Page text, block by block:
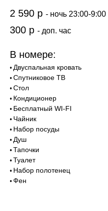
2 590 р - ночь 23:00-9:00
300 р - доп. час
В номере:
• Двуспальная кровать
• Спутниковое ТВ
• Стол
• Кондиционер
• Бесплатный WI-FI
• Чайник
• Набор посуды
• Душ
• Тапочки
• Туалет
• Набор полотенец
• Фен